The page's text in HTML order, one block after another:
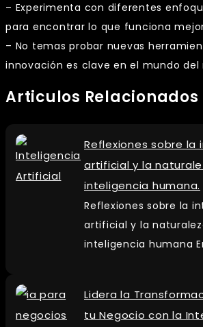
– Experimenta con diferentes
para encontrar lo que funciona
– No temas probar nuevas
innovación es clave en el mundo
Articulos Relacionados
Reflexiones sobre la
artificial y la
inteligencia humana.
Reflexiones sobre la
artificial y la
inteligencia humana
Lidera la
tu Negocio con la